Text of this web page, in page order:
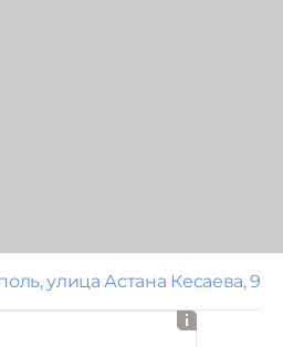
улица Астана Кесаева, 9